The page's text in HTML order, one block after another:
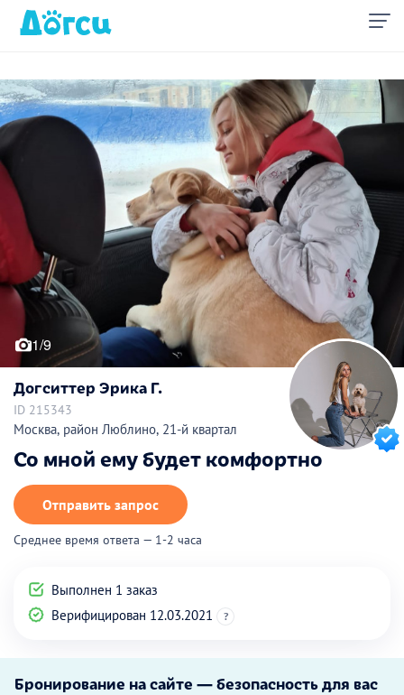
1/9
Догситтер Эрика Г.
ID 215343
Москва, район Люблино, 21-й квартал
Со мной ему будет комфортно
Отправить запрос
Среднее время ответа — 1-2 часа
Выполнен 1 заказ
Верифицирован 12.03.2021
?
Бронирование на сайте — безопасность для вас